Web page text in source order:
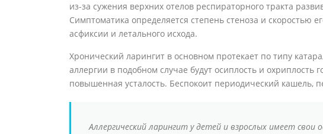
из-за сужения верхних отелов респираторного тракта
Симптоматика определяется степень стеноза и скоростью
асфиксии и летального исхода.
Хронический ларингит в основном протекает по типу
аллергии в подобном случае будут осиплость и охриплость
повышенная усталость. Беспокоит периодический кашель,
Аллергический ларингит у детей и взрослых имеет